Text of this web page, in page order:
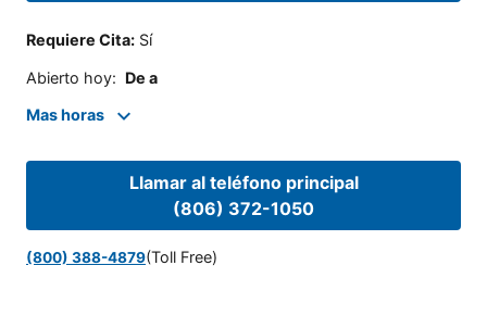
Requiere Cita: Sí
Abierto hoy: De a
Mas horas
Llamar al teléfono principal
(806) 372-1050
(800) 388-4879(Toll Free)